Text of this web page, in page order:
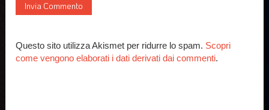
Questo sito utilizza Akismet per ridurre lo spam. Scopri
come vengono elaborati i dati derivati dai commenti.